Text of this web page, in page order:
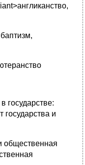
государстве:
государства и
общественная